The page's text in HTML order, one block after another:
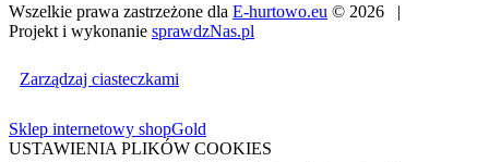
Wszelkie prawa zastrzeżone dla E-hurtowo.eu © 2026 |
Projekt i wykonanie sprawdzNas.pl
Zarządzaj ciasteczkami
Sklep internetowy shopGold
USTAWIENIA PLIKÓW COOKIES